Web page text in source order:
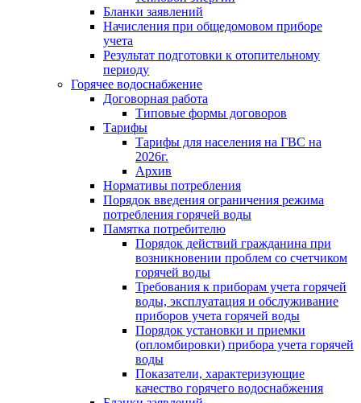
Бланки заявлений
Начисления при общедомовом приборе
учета
Результат подготовки к отопительному
периоду
Горячее водоснабжение
Договорная работа
Типовые формы договоров
Тарифы
Тарифы для населения на ГВС на
2026г.
Архив
Нормативы потребления
Порядок введения ограничения режима
потребления горячей воды
Памятка потребителю
Порядок действий гражданина при
возникновении проблем со счетчиком
горячей воды
Требования к приборам учета горячей
воды, эксплуатация и обслуживание
приборов учета горячей воды
Порядок установки и приемки
(опломбировки) прибора учета горячей
воды
Показатели, характеризующие
качество горячего водоснабжения